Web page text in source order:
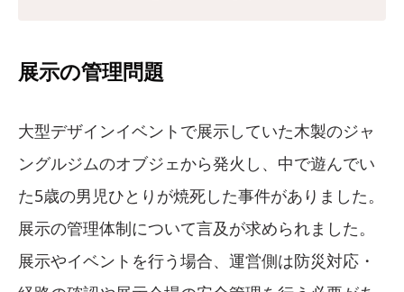
展示の管理問題
大型デザインイベントで展示していた木製のジャ
ングルジムのオブジェから発火し、中で遊んでい
た5歳の男児ひとりが焼死した事件がありました。
展示の管理体制について言及が求められました。
展示やイベントを行う場合、運営側は防災対応・